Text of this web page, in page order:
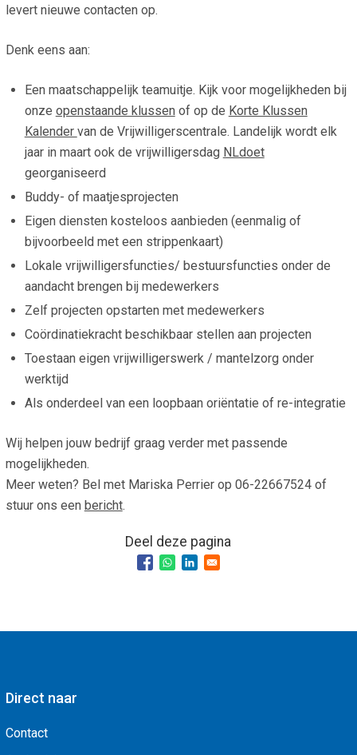
levert nieuwe contacten op.
Denk eens aan:
Een maatschappelijk teamuitje. Kijk voor mogelijkheden bij
onze openstaande klussen of op de Korte Klussen
Kalender van de Vrijwilligerscentrale. Landelijk wordt elk
jaar in maart ook de vrijwilligersdag NLdoet
georganiseerd
Buddy- of maatjesprojecten
Eigen diensten kosteloos aanbieden (eenmalig of
bijvoorbeeld met een strippenkaart)
Lokale vrijwilligersfuncties/ bestuursfuncties onder de
aandacht brengen bij medewerkers
Zelf projecten opstarten met medewerkers
Coördinatiekracht beschikbaar stellen aan projecten
Toestaan eigen vrijwilligerswerk / mantelzorg onder
werktijd
Als onderdeel van een loopbaan oriëntatie of re-integratie
Wij helpen jouw bedrijf graag verder met passende
mogelijkheden.
Meer weten? Bel met Mariska Perrier op 06-22667524 of
stuur ons een bericht.
Deel deze pagina
Direct naar
Contact